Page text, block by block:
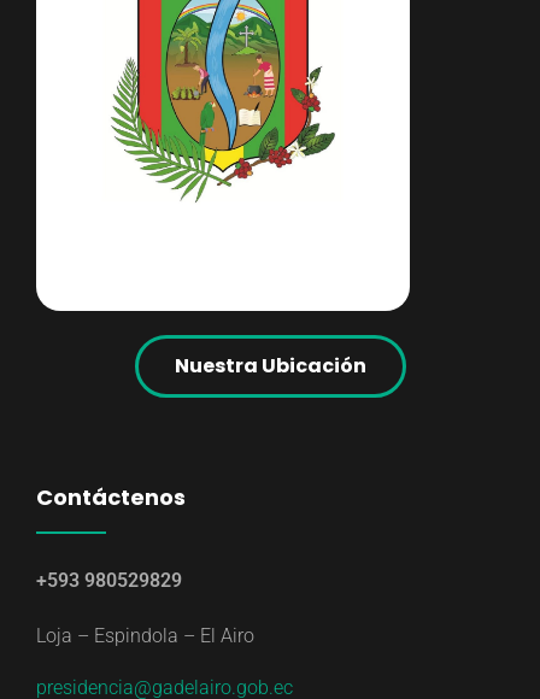
Nuestra Ubicación
Contáctenos
+593 980529829
Loja – Espindola – El Airo
presidencia@gadelairo.gob.ec